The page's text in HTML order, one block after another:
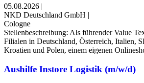
05.08.2026 |
NKD Deutschland GmbH |
Cologne
Stellenbeschreibung: Als führender Value
Filialen in Deutschland, Österreich, Italien,
Kroatien und Polen, einem eigenen
Aushilfe Instore Logistik (m/w/d)